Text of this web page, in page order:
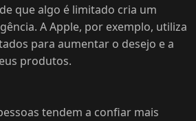
que algo é limitado cria um
A Apple, por exemplo, utiliza
para aumentar o desejo e a
produtos.
tendem a confiar mais